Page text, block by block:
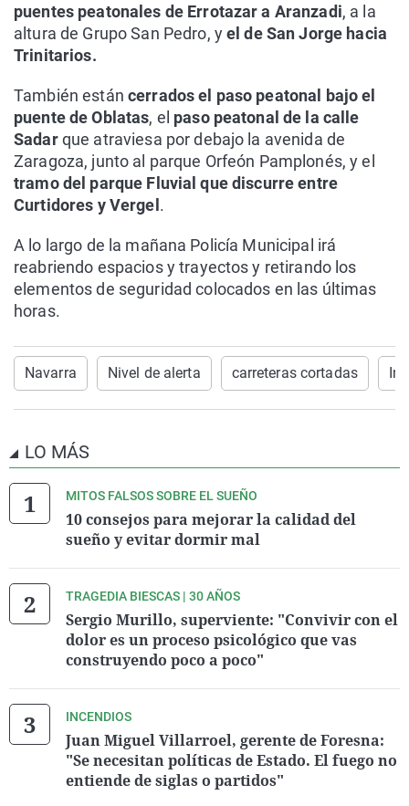
puentes peatonales de Errotazar a Aranzadi, a la
altura de Grupo San Pedro, yel de San Jorge hacia
Trinitarios.
También están cerrados el paso peatonal bajo el
puente de Oblatas, el paso peatonal de la calle
Sadarque atraviesa por debajo la avenida de
Zaragoza, junto al parque Orfeón Pamplonés, y el
tramo del parque Fluvial que discurre entre
Curtidores y Vergel .
A lo largo de la mañana Policía Municipal irá
reabriendo espacios y trayectos y retirando los
elementos de seguridad colocados en las últimas
horas.
Navarra Nivel de alerta carreteras cortadas
LO MÁS
MITOS FALSOS SOBRE EL SUEÑO
10 consejos para mejorar la calidad del
sueño y evitar dormir mal
TRAGEDIA BIESCAS | 30 AÑOS
Sergio Murillo, superviente: "Convivir con el
dolor es un proceso psicológico que vas
construyendo poco a poco"
INCENDIOS
Juan Miguel Villarroel, gerente de Foresna:
"Se necesitan políticas de Estado. El fuego no
entiende de siglas o partidos"